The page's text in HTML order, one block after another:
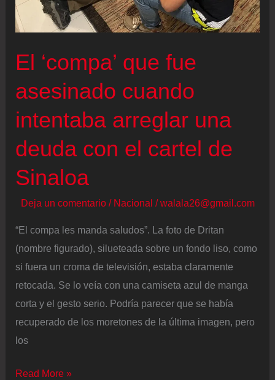
joyas
y
a
El ‘compa’ que fue
asesinado cuando
intentaba arreglar una
deuda con el cartel de
Sinaloa
Deja un comentario / Nacional /walala26@gmail.com
“El compa les manda saludos”. La foto de Dritan
(nombre figurado), silueteada sobre un fondo liso, como
si fuera un croma de televisión, estaba claramente
retocada. Se lo veía con una camiseta azul de manga
corta y el gesto serio. Podría parecer que se había
recuperado de los moretones de la última imagen, pero
los
El
Read More »